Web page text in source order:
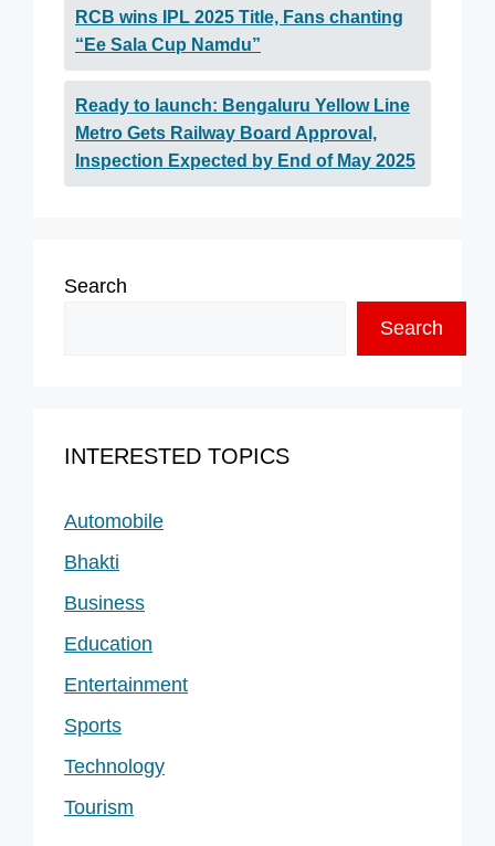
RCB wins IPL 2025 Title, Fans chanting
“Ee Sala Cup Namdu”
Ready to launch: Bengaluru Yellow Line
Metro Gets Railway Board Approval,
Inspection Expected by End of May 2025
Search
Search
INTERESTED TOPICS
Automobile
Bhakti
Business
Education
Entertainment
Sports
Technology
Tourism